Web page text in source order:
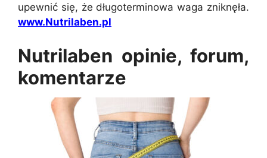
upewnić się, że długoterminowa waga zniknęła.
www.Nutrilaben.pl
Nutrilaben opinie, forum,
komentarze